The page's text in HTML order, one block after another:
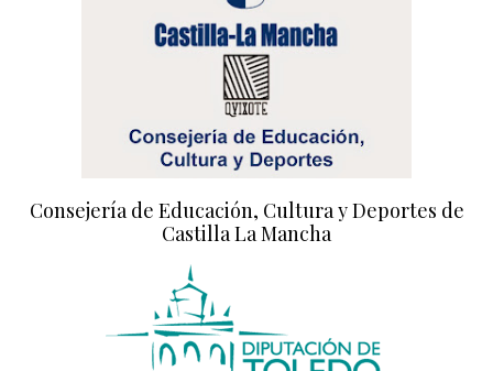
Consejería de Educación, Cultura y Deportes de
Castilla La Mancha